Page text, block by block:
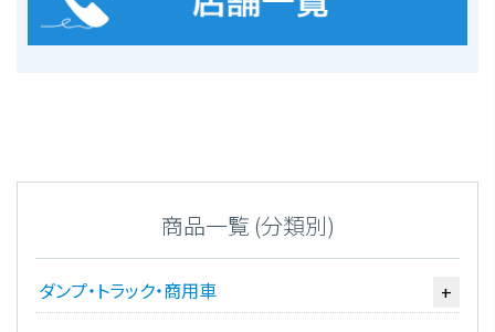
商品一覧 (分類別)
ダンプ・トラック・商用車 +